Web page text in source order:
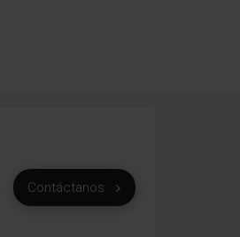
Contáctanos